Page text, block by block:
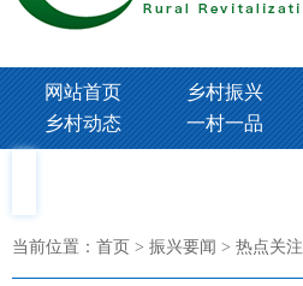
网站首页 乡村振兴
乡村动态
一村一品
当前位置： 首页> 振兴要闻 > 热点关注